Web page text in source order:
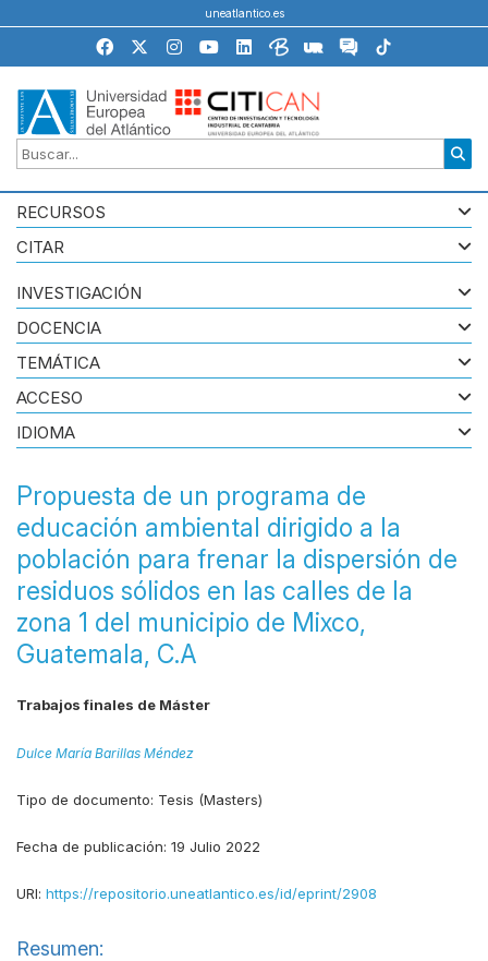
uneatlantico.es
RECURSOS
CITAR
Propuesta de un programa de
educación ambiental dirigido a la
población para frenar la dispersión de
residuos sólidos en las calles de la
zona 1 del municipio de Mixco,
Guatemala, C.A
Trabajos finales de Máster
Dulce María Barillas Méndez
Tipo de documento: Tesis (Masters)
Fecha de publicación: 19 Julio 2022
URI: https://repositorio.uneatlantico.es/id/eprint/2908
Resumen:
INVESTIGACIÓN
DOCENCIA
TEMÁTICA
ACCESO
IDIOMA